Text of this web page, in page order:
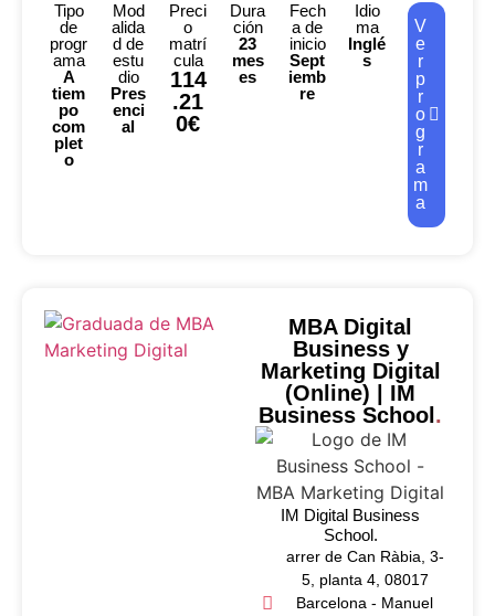
Tipo
de
progr
ama
A
tiem
po
com
plet
o
Mod
alida
d de
estu
dio
Pres
enci
al
Preci
o
matrí
cula
114
.21
0€
Dura
ción
23
mes
es
Fech
a de
inicio
Sept
iemb
re
Idio
ma
Inglé
s
V
e
r
p
r
o
g
r
a
m
a
MBA Digital
Business y
Marketing Digital
(Online) | IM
Business School .
IM Digital Business
School.
arrer de Can Ràbia, 3-
5, planta 4, 08017
Barcelona - Manuel